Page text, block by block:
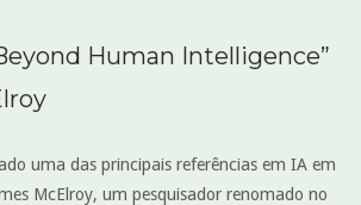
Human Intelligence”
uma das principais referências em IA em
McElroy, um pesquisador renomado no